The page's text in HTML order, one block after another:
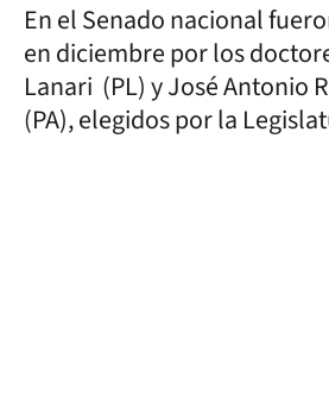
En el Senado nacional
en diciembre por los
Lanari (PL) y José Antonio
(PA), elegidos por la